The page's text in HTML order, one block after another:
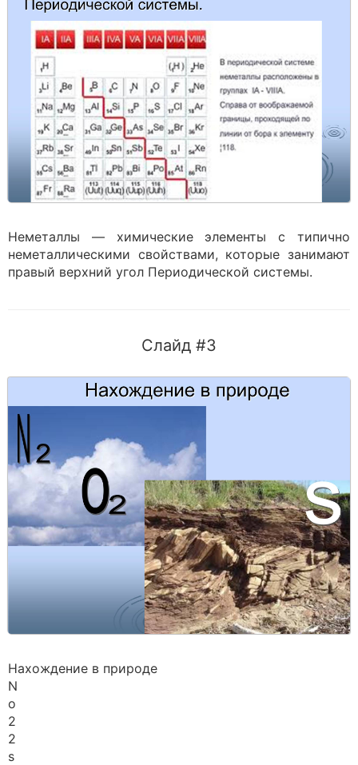
Неметаллы — химические элементы с типично
неметаллическими свойствами, которые занимают
правый верхний угол Периодической системы.
Слайд #3
Нахождение в природе
N
o
2
2
s